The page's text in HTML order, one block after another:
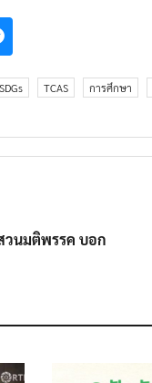
SDGs TCAS การศึกษา
วนมติพรรค บอก